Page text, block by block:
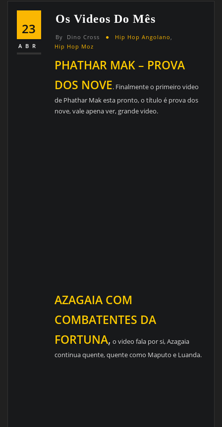
23
ABR
Os Videos Do Mês
By Dino Cross Hip Hop Angolano ,
Hip Hop Moz
PHATHAR MAK – PROVA
DOS NOVE. Finalmente o primeiro video
de Phathar Mak esta pronto, o título é prova dos
nove, vale apena ver, grande video.
AZAGAIA COM
COMBATENTES DA
FORTUNA, o video fala por si, Azagaia
continua quente, quente como Maputo e Luanda.